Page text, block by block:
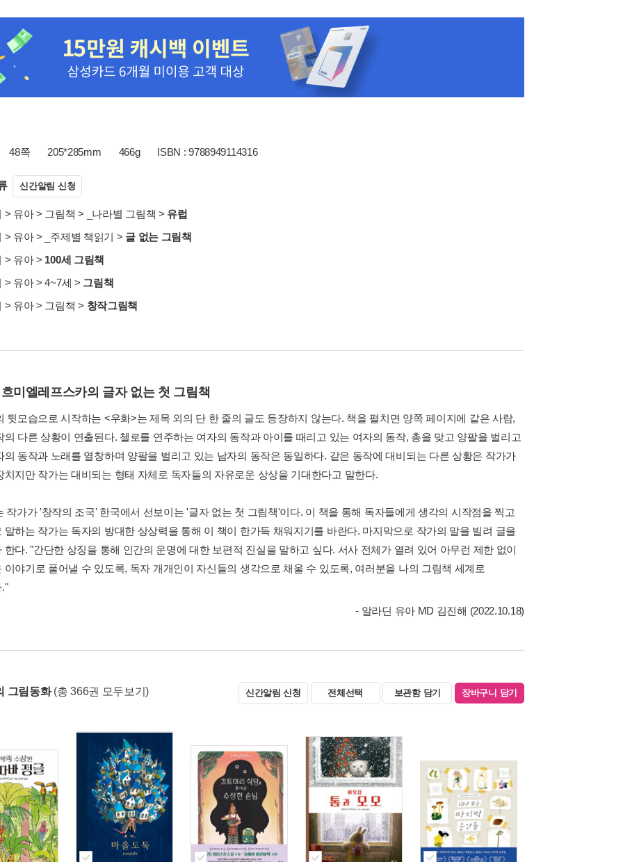
48쪽 205*285mm 466g ISBN : 9788949114316
신간알림 신청
> 유아> 그림책 > _나라별 그림책 > 유럽
> 유아> _주제별 책읽기 > 글 없는 그림책
> 유아> 100세 그림책
> 유아>4~7세 > 그림책
> 유아> 그림책 > 창작그림책
미엘레프스카의 글자 없는 첫 그림책
뒷모습으로 시작하는 <우화>는 제목 외의 단 한 줄의 글도 등장하지 않는다. 책을 펼치면 양쪽 페이지에 같은 사람,
의 다른 상황이 연출된다. 첼로를 연주하는 여자의 동작과 아이를 때리고 있는 여자의 동작, 총을 맞고 양팔을 벌리고
의 동작과 노래를 열창하며 양팔을 벌리고 있는 남자의 동작은 동일하다. 같은 동작에 대비되는 다른 상황은 작가가
치지만 작가는 대비되는 형태 자체로 독자들의 자유로운 상상을 기대한다고 말한다.
작가가 '창작의 조국' 한국에서 선보이는 '글자 없는 첫 그림책'이다. 이 책을 통해 독자들에게 생각의 시작점을 찍고
말하는 작가는 독자의 방대한 상상력을 통해 이 책이 한가득 채워지기를 바란다. 마지막으로 작가의 말을 빌려 글을
한다. "간단한 상징을 통해 인간의 운명에 대한 보편적 진실을 말하고 싶다. 서사 전체가 열려 있어 아무런 제한 없이
이야기로 풀어낼 수 있도록, 독자 개개인이 자신들의 생각으로 채울 수 있도록, 여러분을 나의 그림책 세계로
- 알라딘 유아 MD 김진해 (2022.10.18)
그림동화 (총 366권 모두보기) 신간알림 신청 전체선택 보관함 담기 장바구니 담기